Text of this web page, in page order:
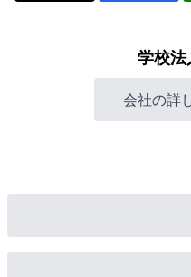
学校法
会社の詳